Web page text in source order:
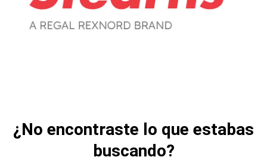
¿No encontraste lo que estabas
buscando?